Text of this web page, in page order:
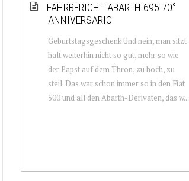
FAHRBERICHT ABARTH 695 70°
ANNIVERSARIO
Geburtstagsgeschenk Und nein, man sitzt
halt weiterhin nicht so gut, mehr so wie
der Papst auf dem Thron, zu hoch, zu
steil. Das war schon immer so in den Fiat
500 und all den Abarth-Derivaten, das w...